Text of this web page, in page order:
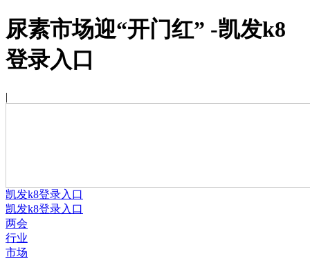
尿素市场迎“开门红” -凯发k8
登录入口
|
凯发k8登录入口
凯发k8登录入口
两会
行业
市场